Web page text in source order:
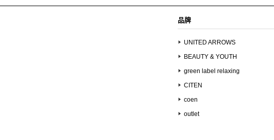
品牌
UNITED ARROWS
BEAUTY & YOUTH
green label relaxing
CITEN
coen
outlet